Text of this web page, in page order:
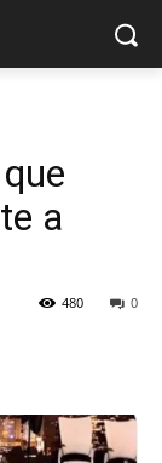
a
0
480